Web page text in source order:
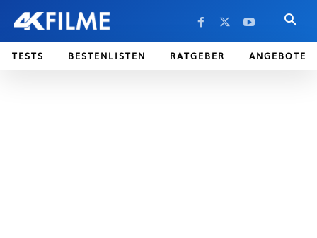
TESTS BESTENLISTEN RATGEBER ANGEBOTE